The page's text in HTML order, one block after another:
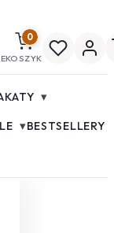
0
KOSZYK
▾
▾BESTSELLERY